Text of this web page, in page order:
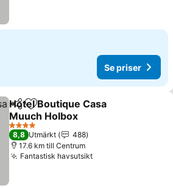
Se priser
Dela Lägg till i Mina Favoriter
Hotel Boutique Casa
Muuch Holbox
Se priser
4 Stjärnor
8,8 Utmärkt
488
17.6 km till Centrum
Fantastisk havsutsiktSe priser